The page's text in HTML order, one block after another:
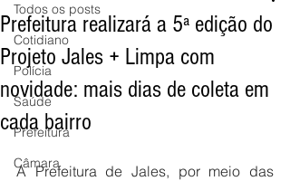
Todos os posts
Cotidiano
Polícia
Saúde
Prefeitura
Câmara
Prefeitura realizará a 5ª edição do
Projeto Jales + Limpa com
novidade: mais dias de coleta em
cada bairro
A Prefeitura de Jales, por meio das